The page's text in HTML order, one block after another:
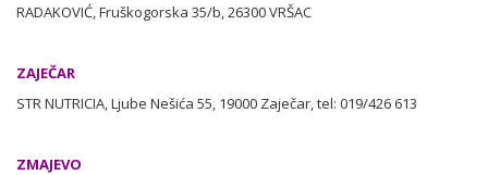
RADAKOVIĆ, Fruškogorska 35/b, 26300 VRŠAC
ZAJEČAR
STR NUTRICIA, Ljube Nešića 55, 19000 Zaječar, tel: 019/426 613
ZMAJEVO